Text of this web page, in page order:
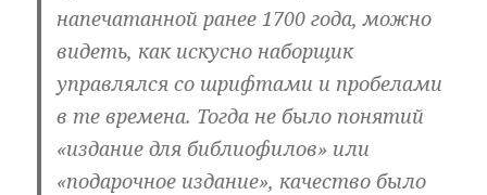
напечатанной ранее 1700 года, можно
видеть, как искусно наборщик
управлялся со шрифтами и пробелами
в те времена. Тогда не было понятий
«издание для библиофилов» или
«подарочное издание», качество было